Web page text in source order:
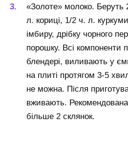
«Золоте» молоко.
л. кориці, 1/2 ч. л.
імбиру, дрібку чорного
порошку. Всі компоненти
блендері, виливають у
на плиті протягом 3-5
не можна. Після
вживають.
більше 2 склянок.